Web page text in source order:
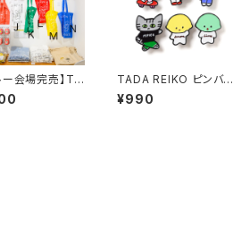
ー会場完売】TA
ゴールデン
ックストートバ
TADA REIKO ピンバッ
ジ
¥990